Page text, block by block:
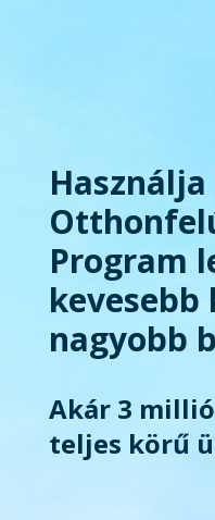
Program
kevesebb
nagyobb
Akár 3
teljes körű